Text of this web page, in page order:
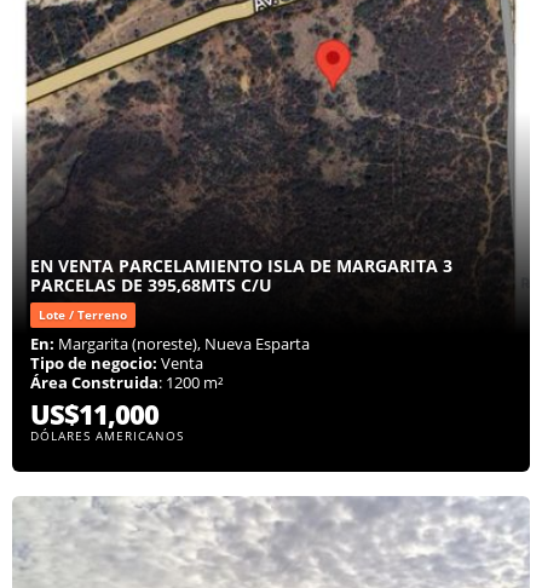
EN VENTA PARCELAMIENTO ISLA DE MARGARITA 3
PARCELAS DE 395,68MTS C/U
Lote / Terreno
En: Margarita (noreste), Nueva Esparta
Tipo de negocio: Venta
Área Construida: 1200 m²
US$11,000
DÓLARES AMERICANOS